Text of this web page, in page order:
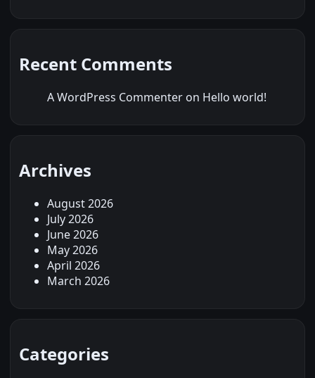
Recent Comments
A WordPress Commenter on Hello world!
Archives
August 2026
July 2026
June 2026
May 2026
April 2026
March 2026
Categories